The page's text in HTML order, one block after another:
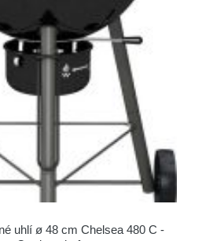
uhlí ø 48 cm Chelsea 480 C -